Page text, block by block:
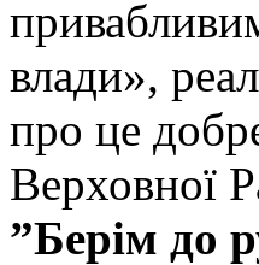
влади»,
про це
ˮБерім до